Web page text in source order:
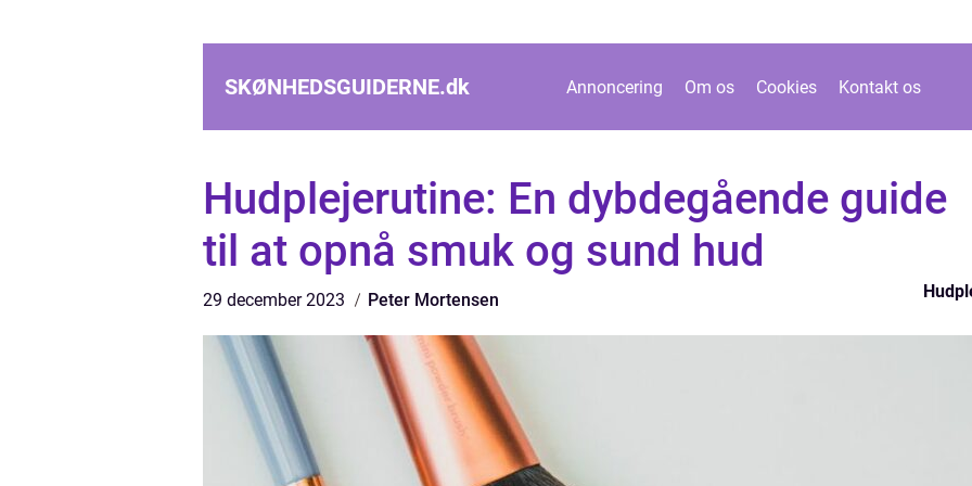
SKØNHEDSGUIDERNE.dk Annoncering Om os Cookies Kontakt os
Hudplejerutine: En dybdegående guide
til at opnå smuk og sund hud
29 december 2023 Peter Mortensen